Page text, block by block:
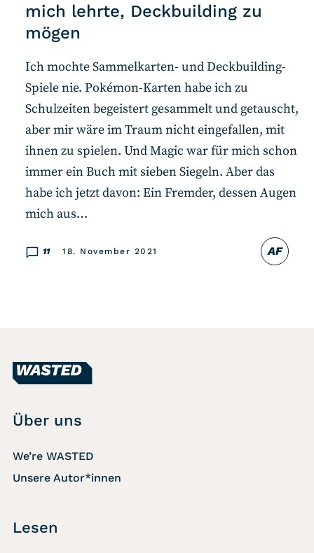
mich lehrte, Deckbuilding zu
mögen
AF
11 18. November 2021
Ich mochte Sammelkarten- und Deckbuilding-
Spiele nie. Pokémon-Karten habe ich zu
Schulzeiten begeistert gesammelt und getauscht,
aber mir wäre im Traum nicht eingefallen, mit
ihnen zu spielen. Und Magic war für mich schon
immer ein Buch mit sieben Siegeln. Aber das
habe ich jetzt davon: Ein Fremder, dessen Augen
mich aus…
Über uns
We’re WASTED
Unsere Autor*innen
Lesen